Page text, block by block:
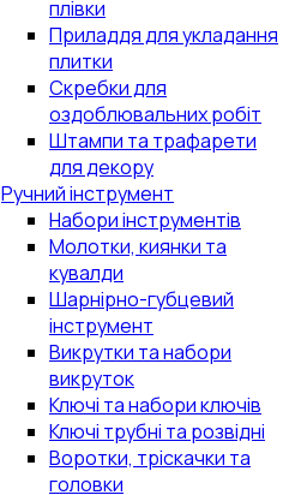
плівки
Приладдя для укладання
плитки
Скребки для
оздоблювальних робіт
Штампи та трафарети
для декору
Ручний інструмент
Набори інструментів
Молотки, киянки та
кувалди
Шарнірно-губцевий
інструмент
Викрутки та набори
викруток
Ключі та набори ключів
Ключі трубні та розвідні
Воротки, тріскачки та
головки